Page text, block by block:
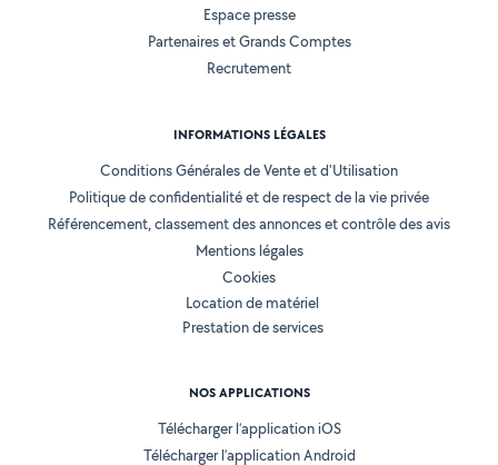
Espace presse
Partenaires et Grands Comptes
Recrutement
INFORMATIONS LÉGALES
Conditions Générales de Vente et d'Utilisation
Politique de confidentialité et de respect de la vie privée
Référencement, classement des annonces et contrôle des avis
Mentions légales
Cookies
Location de matériel
Prestation de services
NOS APPLICATIONS
Télécharger l’application iOS
Télécharger l’application Android